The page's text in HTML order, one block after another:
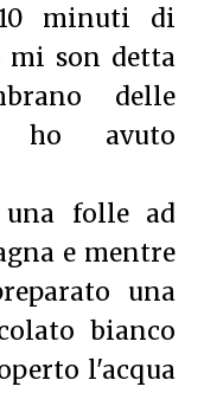
minuti di
son detta
delle
ho avuto
una folle ad
e mentre
una
bianco
l'acqua